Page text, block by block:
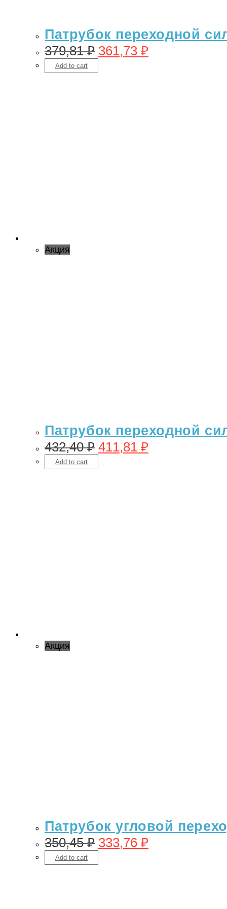
Патрубок переходной
379,81₽ 361,73 ₽
Add to cart
Акция
Патрубок переходной
432,40₽ 411,81 ₽
Add to cart
Акция
Патрубок угловой
350,45₽ 333,76 ₽
Add to cart